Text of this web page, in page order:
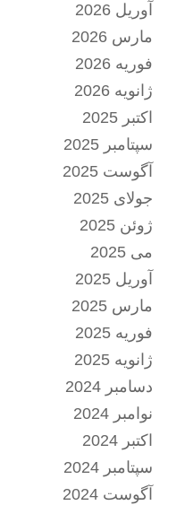
آوریل 2026
مارس 2026
فوریه 2026
ژانویه 2026
اکتبر 2025
سپتامبر 2025
آگوست 2025
جولای 2025
ژوئن 2025
می 2025
آوریل 2025
مارس 2025
فوریه 2025
ژانویه 2025
دسامبر 2024
نوامبر 2024
اکتبر 2024
سپتامبر 2024
آگوست 2024